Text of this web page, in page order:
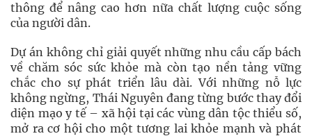
thông để nâng cao hơn nữa chất lượng cuộc sống
của người dân.
Dự án không chỉ giải quyết những nhu cầu cấp bách
về chăm sóc sức khỏe mà còn tạo nền tảng vững
chắc cho sự phát triển lâu dài. Với những nỗ lực
không ngừng, Thái Nguyên đang từng bước thay đổi
diện mạo y tế – xã hội tại các vùng dân tộc thiểu số,
mở ra cơ hội cho một tương lai khỏe mạnh và phát